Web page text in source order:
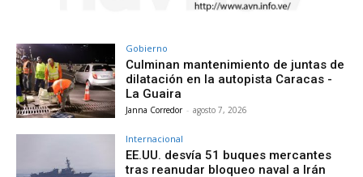
Gobierno
Culminan mantenimiento de juntas de
dilatación en la autopista Caracas -
La Guaira
Janna Corredor - agosto 7, 2026
Internacional
EE.UU. desvía 51 buques mercantes
tras reanudar bloqueo naval a Irán